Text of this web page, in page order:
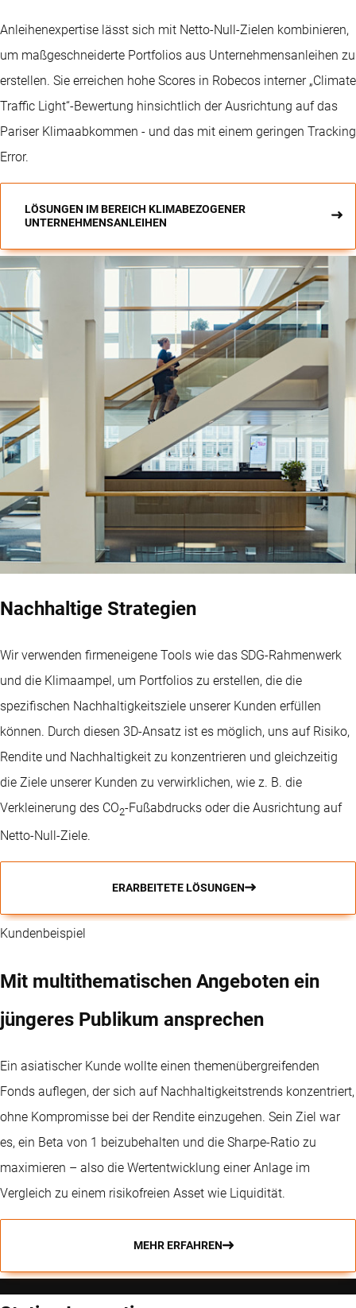
Anleihenexpertise lässt sich mit Netto-Null-Zielen kombinieren,
um maßgeschneiderte Portfolios aus Unternehmensanleihen zu
erstellen. Sie erreichen hohe Scores in Robecos interner „Climate
Traffic Light“-Bewertung hinsichtlich der Ausrichtung auf das
Pariser Klimaabkommen - und das mit einem geringen Tracking
Error.
LÖSUNGEN IM BEREICH KLIMABEZOGENER
UNTERNEHMENSANLEIHEN
Nachhaltige Strategien
Wir verwenden firmeneigene Tools wie das SDG-Rahmenwerk
und die Klimaampel, um Portfolios zu erstellen, die die
spezifischen Nachhaltigkeitsziele unserer Kunden erfüllen
können. Durch diesen 3D-Ansatz ist es möglich, uns auf Risiko,
Rendite und Nachhaltigkeit zu konzentrieren und gleichzeitig
die Ziele unserer Kunden zu verwirklichen, wie z. B. die
Verkleinerung des CO2-Fußabdrucks oder die Ausrichtung auf
Netto-Null-Ziele.
ERARBEITETE LÖSUNGEN
Kundenbeispiel
Mit multithematischen Angeboten ein
jüngeres Publikum ansprechen
Ein asiatischer Kunde wollte einen themenübergreifenden
Fonds auflegen, der sich auf Nachhaltigkeitstrends konzentriert,
ohne Kompromisse bei der Rendite einzugehen. Sein Ziel war
es, ein Beta von 1 beizubehalten und die Sharpe-Ratio zu
maximieren – also die Wertentwicklung einer Anlage im
Vergleich zu einem risikofreien Asset wie Liquidität.
MEHR ERFAHREN